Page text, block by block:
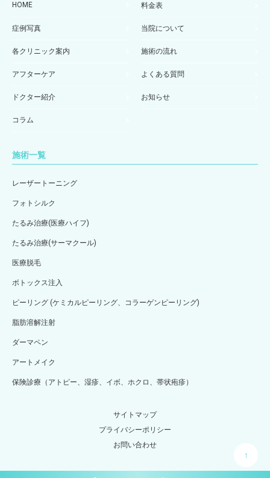
HOME 料金表
症例写真 当院について
各クリニック案内 施術の流れ
アフターケア よくある質問
ドクター紹介 お知らせ
コラム
施術一覧
レーザートーニング
フォトシルク
たるみ治療(医療ハイフ)
たるみ治療(サーマクール)
医療脱毛
ボトックス注入
ピーリング (ケミカルピーリング、コラーゲンピーリング)
脂肪溶解注射
ダーマペン
アートメイク
保険診療（アトピー、湿疹、イボ、ホクロ、帯状疱疹）
サイトマップ
プライバシーポリシー
お問い合わせ
↑